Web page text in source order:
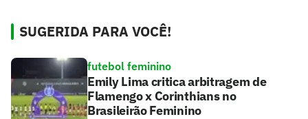
SUGERIDA PARA VOCÊ!
futebol feminino
Emily Lima critica arbitragem de
Flamengo x Corinthians no
Brasileirão Feminino